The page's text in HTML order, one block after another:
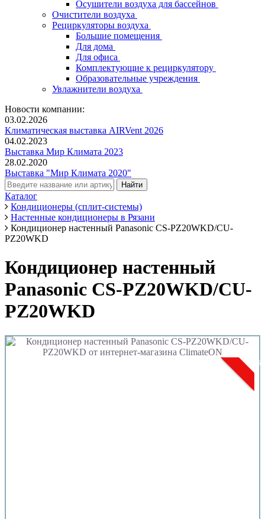
Осушители воздуха для бассейнов
Очистители воздуха
Рециркуляторы воздуха
Большие помещения
Для дома
Для офиса
Комплектующие к рециркулятору
Образовательные учреждения
Увлажнители воздуха
Новости компании:
03.02.2026
Климатическая выставка AIRVent 2026
04.02.2023
Выставка Мир Климата 2023
28.02.2020
Выставка "Мир Климата 2020"
Каталог
Кондиционеры (сплит-системы)
Настенные кондиционеры в Рязани
Кондиционер настенный Panasonic CS-PZ20WKD/CU-
PZ20WKD
Кондиционер настенный
Panasonic CS-PZ20WKD/CU-
PZ20WKD
Акция